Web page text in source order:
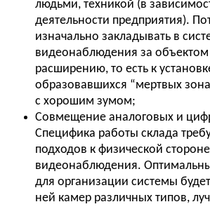
людьми, техникой (в
деятельности предприятия).
изначально закладывать в
видеонаблюдения за
расширению, то есть к
образовавшихся “мертвых
с хорошим зумом;
Совмещение аналоговых и
Специфика работы склада
подходов к физической стороне
видеонаблюдения.
для организации системы
ней камер различных типов,